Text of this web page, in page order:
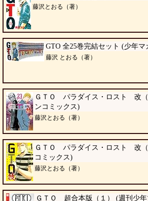
藤沢とおる（著）
GTO 全25巻完結セット (少年
藤沢 とおる（著）
ＧＴＯ パラダイス・ロスト 改（
ンコミックス)
藤沢とおる（著）
ＧＴＯ パラダイス・ロスト 改（
コミックス)
藤沢とおる（著）
ＧＴＯ 超合本版（１） (週刊少